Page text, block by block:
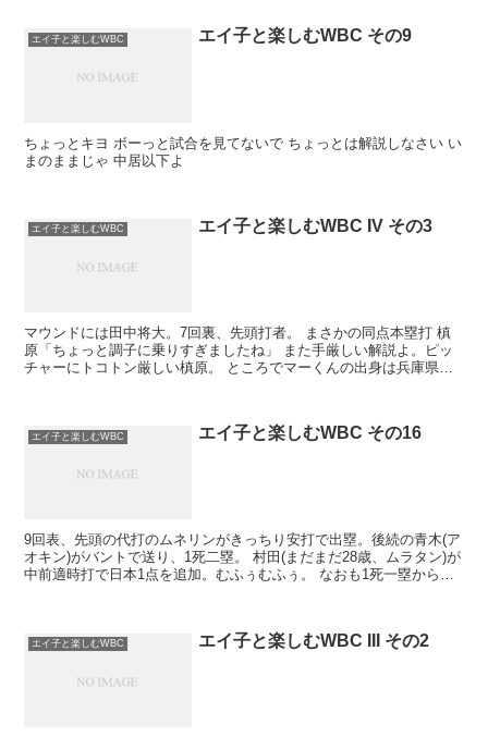
エイ子と楽しむWBC エイ子と楽しむWBC その9
ちょっとキヨ ボーっと試合を見てないで ちょっとは解説しなさい い
まのままじゃ 中居以下よ
エイ子と楽しむWBC エイ子と楽しむWBC IV その3
マウンドには田中将大。7回裏、先頭打者。 まさかの同点本塁打 槙
原「ちょっと調子に乗りすぎましたね」 また手厳しい解説よ。ピッ
チャーにトコトン厳しい槙原。 ところでマーくんの出身は兵庫県。
エイ子と楽しむWBC エイ子と楽しむWBC その16
9回表、先頭の代打のムネリンがきっちり安打で出塁。後続の青木(ア
オキン)がバントで送り、1死二塁。 村田(まだまだ28歳、ムラタン)が
中前適時打で日本1点を追加。むふぅむふぅ。 なおも1死一塁から小
エイ子と楽しむWBC エイ子と楽しむWBC III その2